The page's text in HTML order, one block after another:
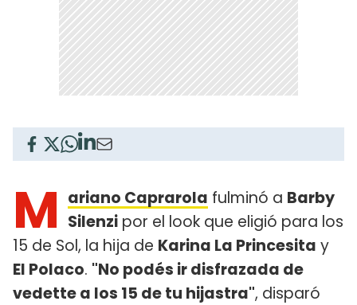
M ariano Caprarola fulminó a Barby
Silenzi por el look que eligió para los
15 de Sol, la hija de Karina La Princesita y
El Polaco. "No podés ir disfrazada de
vedette a los 15 de tu hijastra", disparó